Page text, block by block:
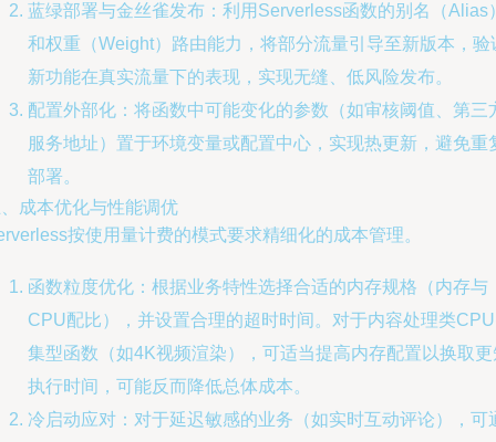
蓝绿部署与金丝雀发布：利用Serverless函数的别名（Alias
和权重（Weight）路由能力，将部分流量引导至新版本，验
新功能在真实流量下的表现，实现无缝、低风险发布。
配置外部化：将函数中可能变化的参数（如审核阈值、第三
服务地址）置于环境变量或配置中心，实现热更新，避免重
部署。
成本优化与性能调优
按使用量计费的模式要求精细化的成本管理。
函数粒度优化：根据业务特性选择合适的内存规格（内存与
CPU配比），并设置合理的超时时间。对于内容处理类
集型函数（如4K视频渲染），可适当提高内存配置以换取更
执行时间，可能反而降低总体成本。
冷启动应对：对于延迟敏感的业务（如实时互动评论），可